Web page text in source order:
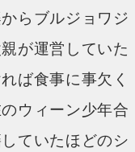
らブルジョワジ
が運営していた
ば食事に事欠く
ウィーン少年合
ていたほどのシ